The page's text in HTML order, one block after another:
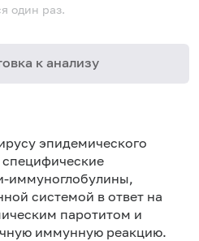
один раз.
к анализу
эпидемического
специфические
иммуноглобулины,
системой в ответ на
паротитом и
иммунную реакцию.